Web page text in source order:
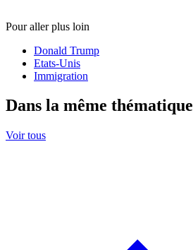
Pour aller plus loin
Donald Trump
Etats-Unis
Immigration
Dans la même thématique
Voir tous